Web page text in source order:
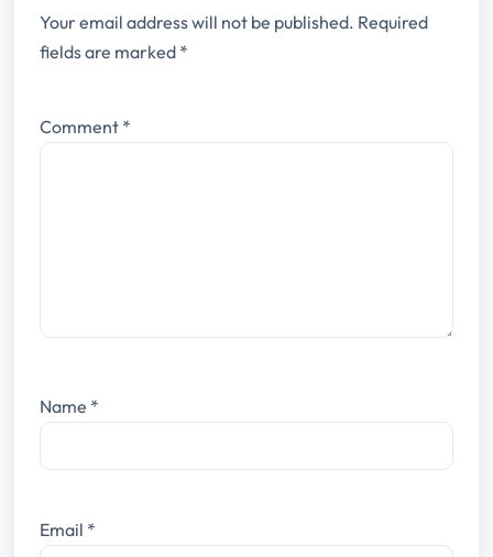
Your email address will not be published. Required
fields are marked *
Comment *
Name *
Email *